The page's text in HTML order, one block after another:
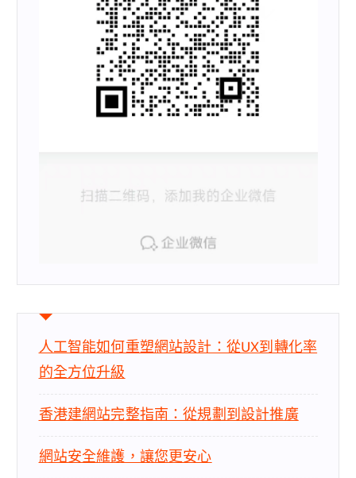
人工智能如何重塑網站設計：從UX到轉化率
的全方位升級
香港建網站完整指南：從規劃到設計推廣
網站安全維護，讓您更安心